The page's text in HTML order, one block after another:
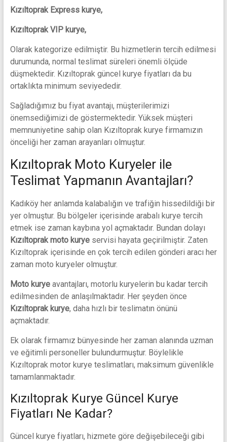
Kızıltoprak Express kurye,
Kızıltoprak VIP kurye,
Olarak kategorize edilmiştir. Bu hizmetlerin tercih edilmesi
durumunda, normal teslimat süreleri önemli ölçüde
düşmektedir. Kızıltoprak güncel kurye fiyatları da bu
ortaklıkta minimum seviyededir.
Sağladığımız bu fiyat avantajı, müşterilerimizi
önemsediğimizi de göstermektedir. Yüksek müşteri
memnuniyetine sahip olan Kızıltoprak kurye firmamızın
önceliği her zaman arayanları olmuştur.
Kızıltoprak Moto Kuryeler ile
Teslimat Yapmanın Avantajları?
Kadıköy her anlamda kalabalığın ve trafiğin hissedildiği bir
yer olmuştur. Bu bölgeler içerisinde arabalı kurye tercih
etmek ise zaman kaybına yol açmaktadır. Bundan dolayı
Kızıltoprak moto kuryeservisi hayata geçirilmiştir. Zaten
Kızıltoprak içerisinde en çok tercih edilen gönderi aracı her
zaman moto kuryeler olmuştur.
Moto kuryeavantajları, motorlu kuryelerin bu kadar tercih
edilmesinden de anlaşılmaktadır. Her şeyden önce
Kızıltoprak kurye, daha hızlı bir teslimatın önünü
açmaktadır.
Ek olarak firmamız bünyesinde her zaman alanında uzman
ve eğitimli personeller bulundurmuştur. Böylelikle
Kızıltoprak motor kurye teslimatları, maksimum güvenlikle
tamamlanmaktadır.
Kızıltoprak Kurye Güncel Kurye
Fiyatları Ne Kadar?
Güncel kurye fiyatları, hizmete göre değişebileceği gibi